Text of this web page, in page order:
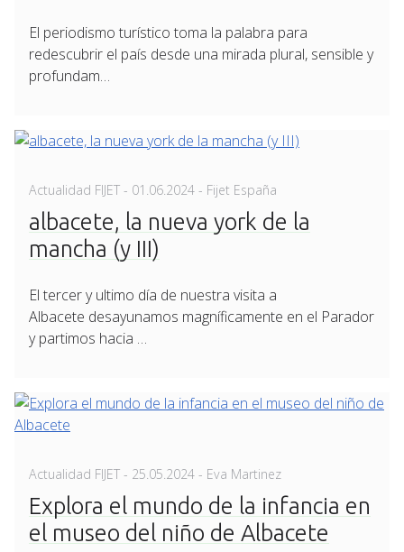
El periodismo turístico toma la palabra para
redescubrir el país desde una mirada plural, sensible y
profundam…
Actualidad FIJET - Posted
01.06.2024 - Fijet España
albacete, la nueva york de la
mancha (y III)
El tercer y ultimo día de nuestra visita a
Albacete desayunamos magníficamente en el Parador
y partimos hacia …
Actualidad FIJET - Posted
25.05.2024 - Eva Martinez
Explora el mundo de la infancia en
el museo del niño de Albacete